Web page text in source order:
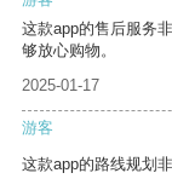
这款app的售后服务
够放心购物。
2025-01-17
游客
这款app的路线规划